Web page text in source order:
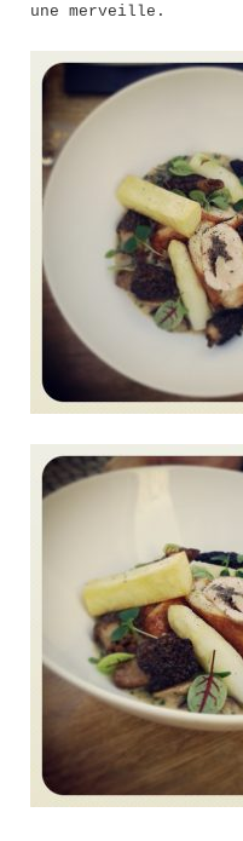
une merveille.